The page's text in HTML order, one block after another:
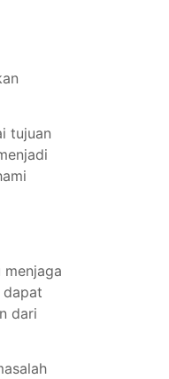
tujuan
dapat
dari